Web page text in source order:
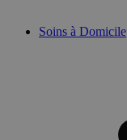
Soins à Domicile